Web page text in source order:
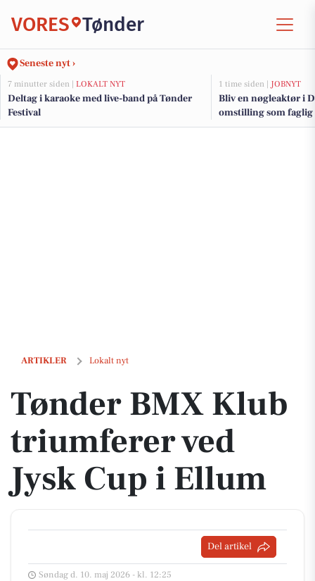
VORES Tønder
Seneste nyt ›
7 minutter siden | LOKALT NYT
Deltag i karaoke med live-band på Tønder
Festival
1 time siden | JOBNYT
Bliv en nøgleaktør i
omstilling som
Naturtilskud i Tønder
ARTIKLER Lokalt nyt
Tønder BMX Klub triumferer ved Jysk Cup i Ellum
Tønder BMX Klub
triumferer ved
Jysk Cup i Ellum
Del artikel
Søndag d. 10. maj 2026 - kl. 12:25